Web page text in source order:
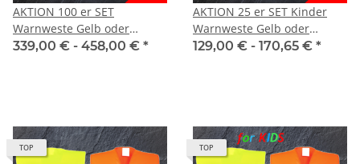
AKTION 100 er SET
Warnweste Gelb oder
Orange EN ISO 20471:2013
339,00 € - 458,00 € *
AKTION 25 er SET Kinder
Warnweste Gelb oder
Orange mit 1.fbg. Druck
129,00 € - 170,65 € *
TOP TOP